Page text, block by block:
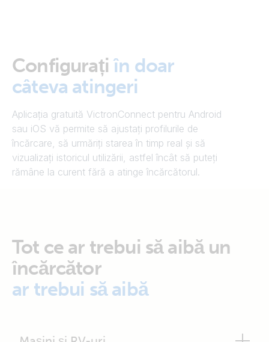
Configurațiîn doar
câteva atingeri
Aplicația gratuită VictronConnect pentru Android
sau iOS vă permite să ajustați profilurile de
încărcare, să urmăriți starea în timp real și să
vizualizați istoricul utilizării, astfel încât să puteți
rămâne la curent fără a atinge încărcătorul.
Tot ce ar trebui să aibă un
încărcător
ar trebui să aibă